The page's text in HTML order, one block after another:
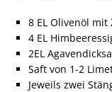
8 EL Olivenöl mit
4 EL
2EL
Saft von 1-2
Jeweils zwei